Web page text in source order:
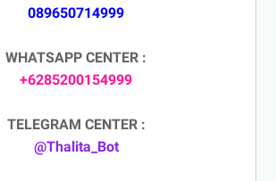
089650714999
WHATSAPP CENTER :
+6285200154999
TELEGRAM CENTER :
@Thalita_Bot